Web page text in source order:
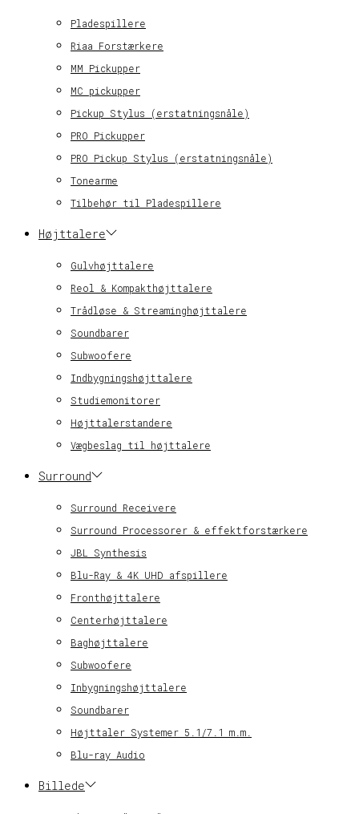
Pladespillere
Riaa Forstærkere
MM Pickupper
MC pickupper
Pickup Stylus (erstatningsnåle)
PRO Pickupper
PRO Pickup Stylus (erstatningsnåle)
Tonearme
Tilbehør til Pladespillere
Højttalere
Gulvhøjttalere
Reol & Kompakthøjttalere
Trådløse & Streaminghøjttalere
Soundbarer
Subwoofere
Indbygningshøjttalere
Studiemonitorer
Højttalerstandere
Vægbeslag til højttalere
Surround
Surround Receivere
Surround Processorer & effektforstærkere
JBL Synthesis
Blu-Ray & 4K UHD afspillere
Fronthøjttalere
Centerhøjttalere
Baghøjttalere
Subwoofere
Inbygningshøjttalere
Soundbarer
Højttaler Systemer 5.1/7.1 m.m.
Blu-ray Audio
Billede